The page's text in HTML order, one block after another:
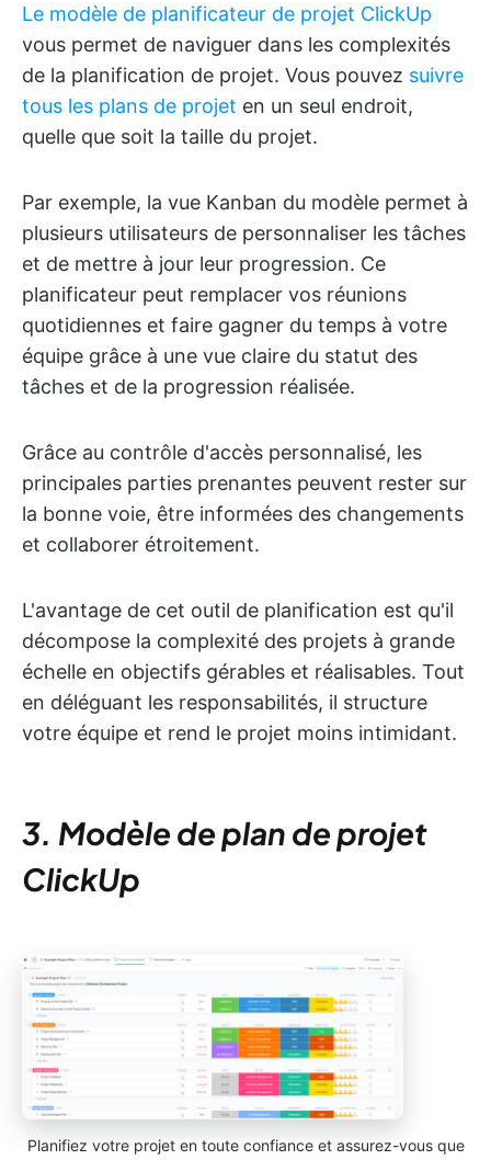
Le modèle de planificateur de projet ClickUp
vous permet de naviguer dans les complexités
de la planification de projet. Vous pouvez suivre
tous les plans de projet en un seul endroit,
quelle que soit la taille du projet.
Par exemple, la vue Kanban du modèle permet à
plusieurs utilisateurs de personnaliser les tâches
et de mettre à jour leur progression. Ce
planificateur peut remplacer vos réunions
quotidiennes et faire gagner du temps à votre
équipe grâce à une vue claire du statut des
tâches et de la progression réalisée.
Grâce au contrôle d'accès personnalisé, les
principales parties prenantes peuvent rester sur
la bonne voie, être informées des changements
et collaborer étroitement.
L'avantage de cet outil de planification est qu'il
décompose la complexité des projets à grande
échelle en objectifs gérables et réalisables. Tout
en déléguant les responsabilités, il structure
votre équipe et rend le projet moins intimidant.
3. Modèle de plan de projet
ClickUp
Planifiez votre projet en toute confiance et assurez-vous que